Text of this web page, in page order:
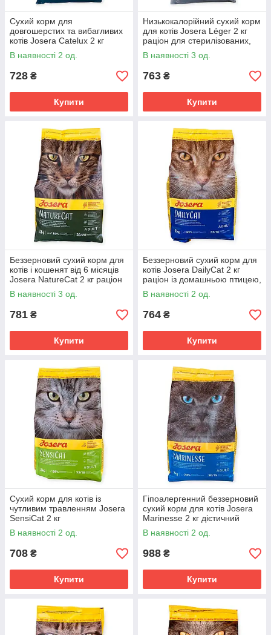
Сухий корм для
довгошерстих та вибагливих
котів Josera Catelux 2 кг
раціон із качкою, картоплею,
висівками подорожника
В наявності 2 од.
728 ₴
Купити
Низькокалорійний сухий корм
для котів Josera Léger 2 кг
раціон для стерилізованих,
кастрованих та малоактивних
котів
В наявності 3 од.
763 ₴
Купити
Беззерновий сухий корм для
котів і кошенят від 6 місяців
Josera NatureCat 2 кг раціон
із птицею, лососем, бататом
В наявності 3 од.
781 ₴
Купити
Беззерновий сухий корм для
котів Josera DailyCat 2 кг
раціон із домашньою птицею,
бататом, травами, фруктами,
проти клубків шерсті
В наявності 2 од.
764 ₴
Купити
Сухий корм для котів із
чутливим травленням Josera
SensiCat 2 кг
легкозасвоюваний раціон із
сушеною птицею, рисом,
кукурудзою
В наявності 2 од.
708 ₴
Купити
Гіпоалергенний беззерновий
сухий корм для котів Josera
Marinesse 2 кг дієтичний
раціон із сушеним лососем,
картоплею, горохом
В наявності 2 од.
988 ₴
Купити